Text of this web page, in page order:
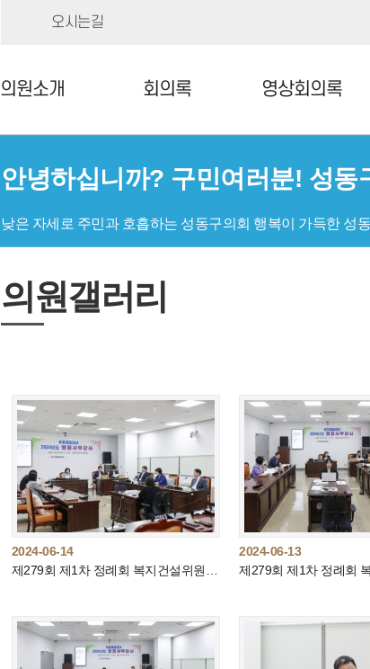
오시는길
의원소개 회의록 영상회의록
안녕하십니까? 구민여러분! 성동
낮은 자세로 주민과 호흡하는 성동구의회 행복이 가득한 성
의원갤러리
2024-06-14
2024-06-13